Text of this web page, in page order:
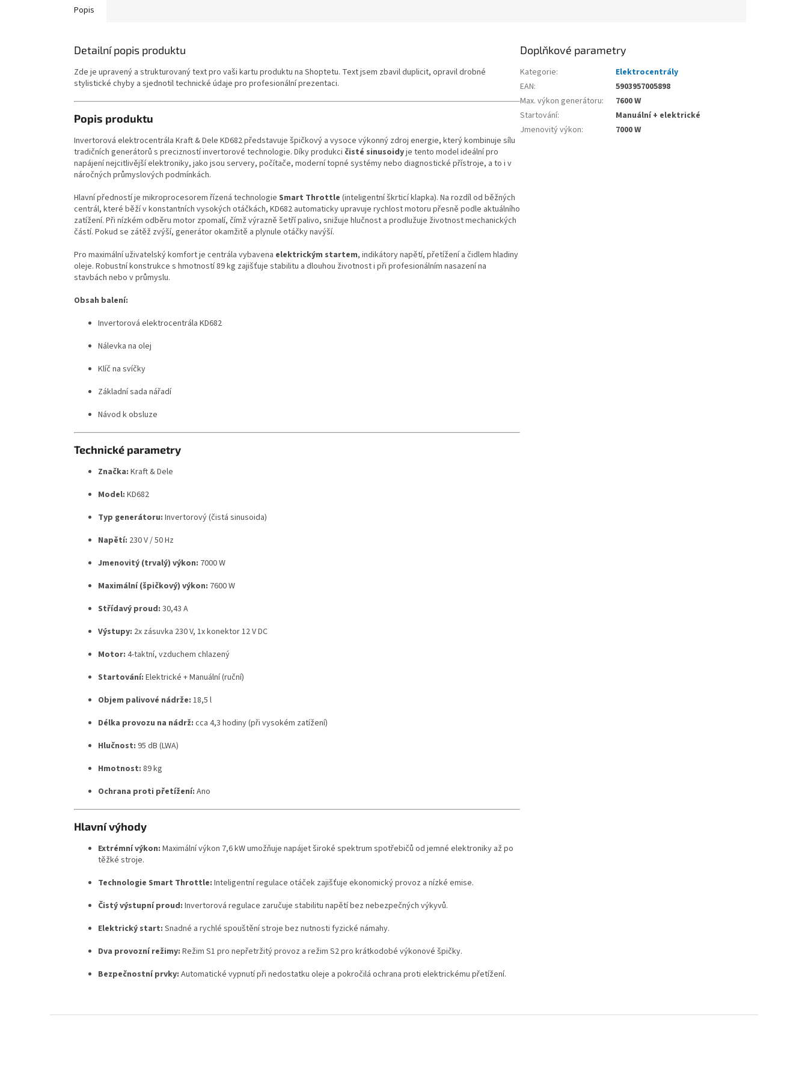
Popis
Detailní popis produktu
Zde je upravený a strukturovaný text pro vaši kartu produktu na Shoptetu. Text jsem zbavil duplicit, opravil drobné
stylistické chyby a sjednotil technické údaje pro profesionální prezentaci.
Popis produktu
Invertorová elektrocentrála Kraft & Dele KD682 představuje špičkový a vysoce výkonný zdroj energie, který kombinuje sílu
tradičních generátorů s precizností invertorové technologie. Díky produkci čisté sinusoidyje tento model ideální pro
napájení nejcitlivější elektroniky, jako jsou servery, počítače, moderní topné systémy nebo diagnostické přístroje, a to i v
náročných průmyslových podmínkách.
Hlavní předností je mikroprocesorem řízená technologie Smart Throttle (inteligentní škrticí klapka). Na rozdíl od běžných
centrál, které běží v konstantních vysokých otáčkách, KD682 automaticky upravuje rychlost motoru přesně podle aktuálního
zatížení. Při nízkém odběru motor zpomalí, čímž výrazně šetří palivo, snižuje hlučnost a prodlužuje životnost mechanických
částí. Pokud se zátěž zvýší, generátor okamžitě a plynule otáčky navýší.
Pro maximální uživatelský komfort je centrála vybavena elektrickým startem, indikátory napětí, přetížení a čidlem hladiny
oleje. Robustní konstrukce s hmotností 89 kg zajišťuje stabilitu a dlouhou životnost i při profesionálním nasazení na
stavbách nebo v průmyslu.
Obsah balení:
Invertorová elektrocentrála KD682
Nálevka na olej
Klíč na svíčky
Základní sada nářadí
Návod k obsluze
Technické parametry
Značka: Kraft & Dele
Model: KD682
Typ generátoru: Invertorový (čistá sinusoida)
Napětí: 230 V / 50 Hz
Jmenovitý (trvalý) výkon: 7000 W
Maximální (špičkový) výkon: 7600 W
Střídavý proud: 30,43 A
Výstupy: 2x zásuvka 230 V, 1x konektor 12 V DC
Motor: 4-taktní, vzduchem chlazený
Startování: Elektrické + Manuální (ruční)
Objem palivové nádrže: 18,5 l
Délka provozu na nádrž: cca 4,3 hodiny (při vysokém zatížení)
Hlučnost: 95 dB (LWA)
Hmotnost: 89 kg
Ochrana proti přetížení: Ano
Hlavní výhody
Extrémní výkon: Maximální výkon 7,6 kW umožňuje napájet široké spektrum spotřebičů od jemné elektroniky až po
těžké stroje.
Technologie Smart Throttle: Inteligentní regulace otáček zajišťuje ekonomický provoz a nízké emise.
Čistý výstupní proud: Invertorová regulace zaručuje stabilitu napětí bez nebezpečných výkyvů.
Elektrický start: Snadné a rychlé spouštění stroje bez nutnosti fyzické námahy.
Dva provozní režimy: Režim S1 pro nepřetržitý provoz a režim S2 pro krátkodobé výkonové špičky.
Bezpečnostní prvky: Automatické vypnutí při nedostatku oleje a pokročilá ochrana proti elektrickému přetížení.
Doplňkové parametry
Kategorie:
Elektrocentrály
EAN:
5903957005898
Max. výkon generátoru:
7600 W
Startování:
Manuální + elektrické
Jmenovitý výkon: 7000 W